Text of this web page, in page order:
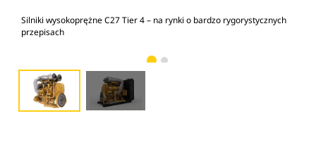
Silniki wysokoprężne C27 Tier 4 – na rynki o bardzo rygorystycznych
przepisach